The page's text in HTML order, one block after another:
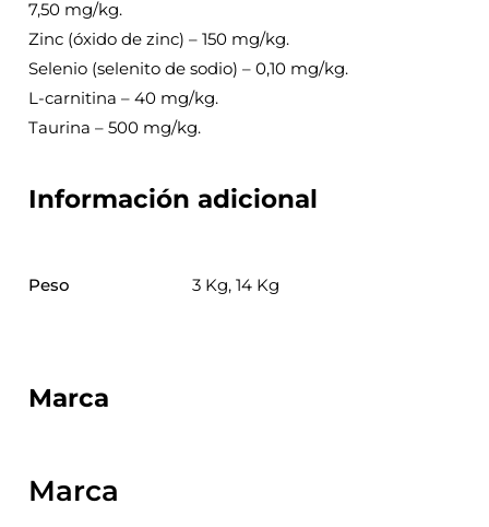
7,50 mg/kg.
Zinc (óxido de zinc) – 150 mg/kg.
Selenio (selenito de sodio) – 0,10 mg/kg.
L-carnitina – 40 mg/kg.
Taurina – 500 mg/kg.
Información adicional
Peso 3 Kg, 14 Kg
Marca
Marca